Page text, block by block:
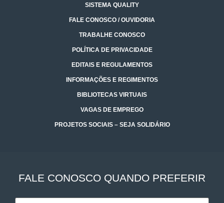
SISTEMA QUALITY
FALE CONOSCO / OUVIDORIA
TRABALHE CONOSCO
POLÍTICA DE PRIVACIDADE
EDITAIS E REGULAMENTOS
INFORMAÇÕES E REGIMENTOS
BIBLIOTECAS VIRTUAIS
VAGAS DE EMPREGO
PROJETOS SOCIAIS – SEJA SOLIDÁRIO
FALE CONOSCO QUANDO PREFERIR